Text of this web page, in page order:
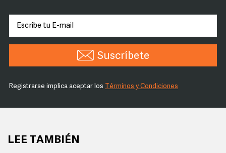
Suscríbete
Registrarse implica aceptar los Términos y Condiciones
LEE TAMBIÉN